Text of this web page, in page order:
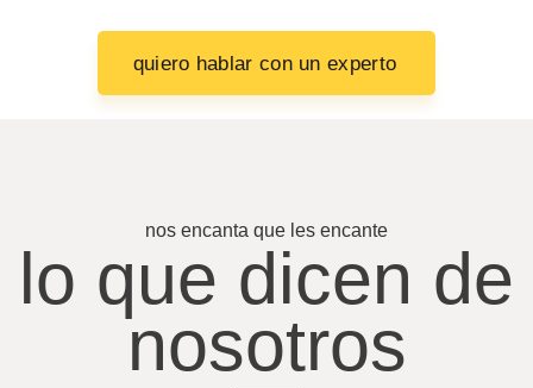
quiero hablar con un experto
nos encanta que les encante
lo que dicen de
nosotros